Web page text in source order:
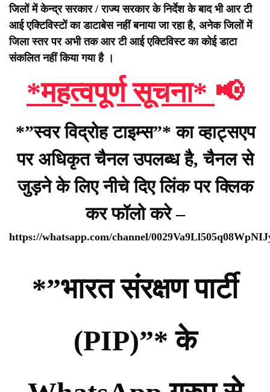
जिलों में केन्द्र सरकार / राज्य सरकार के निर्देश के बाद भी आर टी
आई एक्टिविस्टों का डाटाबेस नहीं बनाया जा रहा है, अनेक जिलों में
जिला स्तर पर अभी तक आर टी आई एक्टिविस्ट का कोई डाटा
संकलित नहीं किया गया है ।
*महत्वपूर्ण सूचना* 📢
*”स्वर विद्रोह टाइम्स”* का व्हाट्सएप
पर अधिकृत चैनल उपलब्ध है, चैनल से
जुड़ने के लिए नीचे दिए लिंक पर क्लिक
कर फॉलो करे –
https://whatsapp.com/channel/
*”भारत संरक्षण पार्टी
(PIP)”* के